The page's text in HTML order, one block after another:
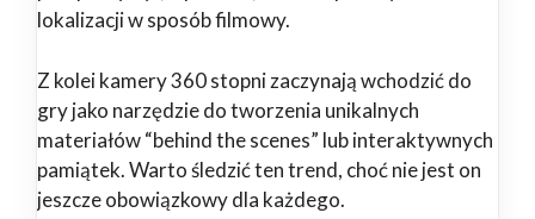
lokalizacji w sposób filmowy.
Z kolei kamery 360 stopni zaczynają wchodzić do
gry jako narzędzie do tworzenia unikalnych
materiałów “behind the scenes” lub interaktywnych
pamiątek. Warto śledzić ten trend, choć nie jest on
jeszcze obowiązkowy dla każdego.